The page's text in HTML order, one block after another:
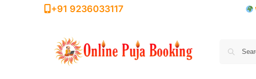
+91 9236033117